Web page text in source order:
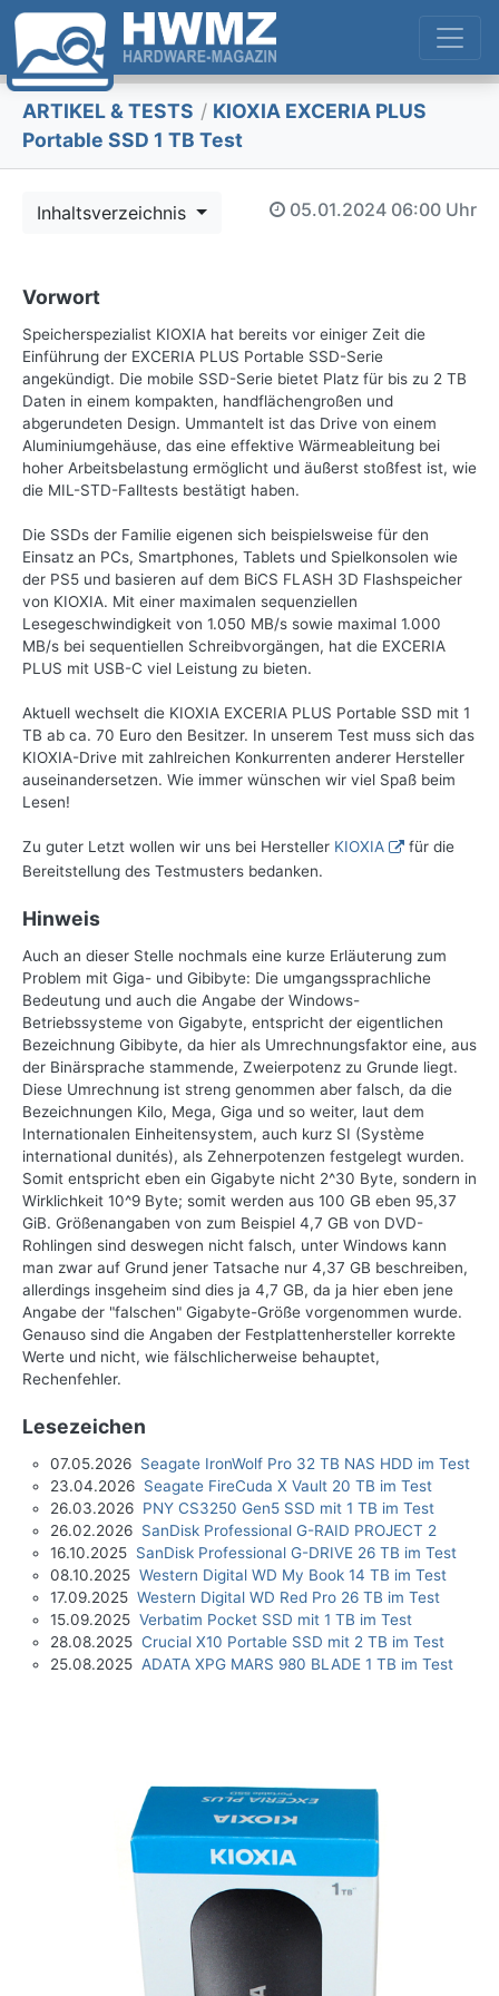
ARTIKEL & TESTS / KIOXIA EXCERIA PLUS
Portable SSD 1 TB Test
Inhaltsverzeichnis 05.01.2024 06:00 Uhr
Vorwort
Speicherspezialist KIOXIA hat bereits vor einiger Zeit die
Einführung der EXCERIA PLUS Portable SSD-Serie
angekündigt. Die mobile SSD-Serie bietet Platz für bis zu 2 TB
Daten in einem kompakten, handflächengroßen und
abgerundeten Design. Ummantelt ist das Drive von einem
Aluminiumgehäuse, das eine effektive Wärmeableitung bei
hoher Arbeitsbelastung ermöglicht und äußerst stoßfest ist, wie
die MIL-STD-Falltests bestätigt haben.
Die SSDs der Familie eigenen sich beispielsweise für den
Einsatz an PCs, Smartphones, Tablets und Spielkonsolen wie
der PS5 und basieren auf dem BiCS FLASH 3D Flashspeicher
von KIOXIA. Mit einer maximalen sequenziellen
Lesegeschwindigkeit von 1.050 MB/s sowie maximal 1.000
MB/s bei sequentiellen Schreibvorgängen, hat die EXCERIA
PLUS mit USB-C viel Leistung zu bieten.
Aktuell wechselt die KIOXIA EXCERIA PLUS Portable SSD mit 1
TB ab ca. 70 Euro den Besitzer. In unserem Test muss sich das
KIOXIA-Drive mit zahlreichen Konkurrenten anderer Hersteller
auseinandersetzen. Wie immer wünschen wir viel Spaß beim
Lesen!
Zu guter Letzt wollen wir uns bei Hersteller KIOXIA
für die
Bereitstellung des Testmusters bedanken.
Hinweis
Auch an dieser Stelle nochmals eine kurze Erläuterung zum
Problem mit Giga- und Gibibyte: Die umgangssprachliche
Bedeutung und auch die Angabe der Windows-
Betriebssysteme von Gigabyte, entspricht der eigentlichen
Bezeichnung Gibibyte, da hier als Umrechnungsfaktor eine, aus
der Binärsprache stammende, Zweierpotenz zu Grunde liegt.
Diese Umrechnung ist streng genommen aber falsch, da die
Bezeichnungen Kilo, Mega, Giga und so weiter, laut dem
Internationalen Einheitensystem, auch kurz SI (Système
international dunités), als Zehnerpotenzen festgelegt wurden.
Somit entspricht eben ein Gigabyte nicht 2^30 Byte, sondern in
Wirklichkeit 10^9 Byte; somit werden aus 100 GB eben 95,37
GiB. Größenangaben von zum Beispiel 4,7 GB von DVD-
Rohlingen sind deswegen nicht falsch, unter Windows kann
man zwar auf Grund jener Tatsache nur 4,37 GB beschreiben,
allerdings insgeheim sind dies ja 4,7 GB, da ja hier eben jene
Angabe der "falschen" Gigabyte-Größe vorgenommen wurde.
Genauso sind die Angaben der Festplattenhersteller korrekte
Werte und nicht, wie fälschlicherweise behauptet,
Rechenfehler.
Lesezeichen
07.05.2026 Seagate IronWolf Pro 32 TB NAS HDD im Test
23.04.2026 Seagate FireCuda X Vault 20 TB im Test
26.03.2026 PNY CS3250 Gen5 SSD mit 1 TB im Test
26.02.2026 SanDisk Professional G-RAID PROJECT 2
16.10.2025 SanDisk Professional G-DRIVE 26 TB im Test
08.10.2025 Western Digital WD My Book 14 TB im Test
17.09.2025 Western Digital WD Red Pro 26 TB im Test
15.09.2025 Verbatim Pocket SSD mit 1 TB im Test
28.08.2025 Crucial X10 Portable SSD mit 2 TB im Test
25.08.2025 ADATA XPG MARS 980 BLADE 1 TB im Test